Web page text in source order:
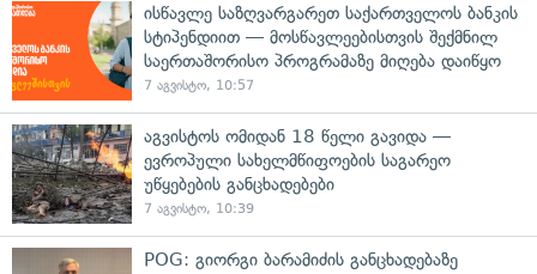
ისწავლე საზღვარგარეთ საქართველოს ბანკის
სტიპენდიით — მოსწავლეებისთვის შექმნილ
საერთაშორისო პროგრამაზე მიღება დაიწყო
7 აგვისტო, 10:57
აგვისტოს ომიდან 18 წელი გავიდა —
ევროპული სახელმწიფოების საგარეო
უწყებების განცხადებები
7 აგვისტო, 10:39
POG: გიორგი ბარამიძის განცხადებაზე